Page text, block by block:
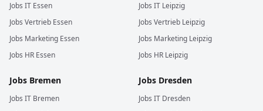
Jobs IT Essen
Jobs Vertrieb Essen
Jobs Marketing Essen
Jobs HR Essen
Jobs IT Leipzig
Jobs Vertrieb Leipzig
Jobs Marketing Leipzig
Jobs HR Leipzig
Jobs Bremen
Jobs IT Bremen
Jobs Dresden
Jobs IT Dresden